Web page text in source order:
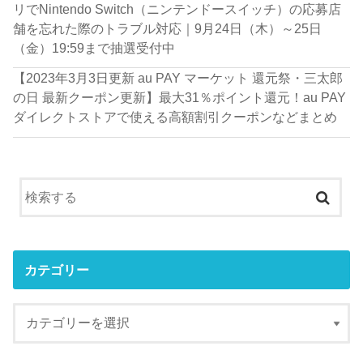
リでNintendo Switch（ニンテンドースイッチ）の応募店
舗を忘れた際のトラブル対応｜9月24日（木）～25日
（金）19:59まで抽選受付中
【2023年3月3日更新 au PAY マーケット 還元祭・三太郎
の日 最新クーポン更新】最大31％ポイント還元！au PAY
ダイレクトストアで使える高額割引クーポンなどまとめ
カテゴリー